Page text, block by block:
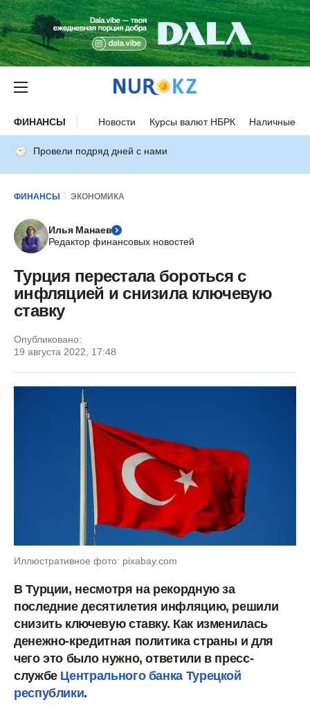
ФИНАНСЫ Новости Курсы валют НБРК Наличные
Провели подряд дней с нами
ФИНАНСЫ ЭКОНОМИКА
Илья Манаев
Редактор финансовых новостей
Турция перестала бороться с
инфляцией и снизила ключевую
ставку
Опубликовано:
19 августа 2022, 17:48
Иллюстративное фото: pixabay.com
В Турции, несмотря на рекордную за
последние десятилетия инфляцию, решили
снизить ключевую ставку. Как изменилась
денежно-кредитная политика страны и для
чего это было нужно, ответили в пресс-
службе Центрального банка Турецкой
республики.